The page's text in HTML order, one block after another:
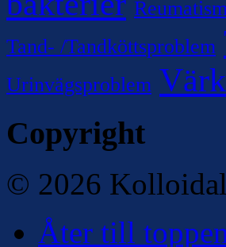
Tand- /Tandköttsproblem
Urinvägsproblem Värk
Copyright
© 2026
Åter till toppen